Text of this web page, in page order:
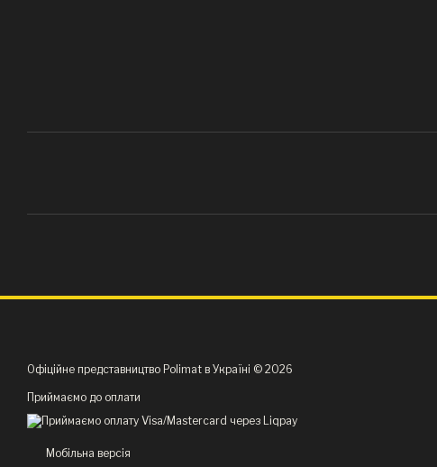
Офіційне представництво Polimat в Україні © 2026
Приймаємо до оплати
Мобільна версія